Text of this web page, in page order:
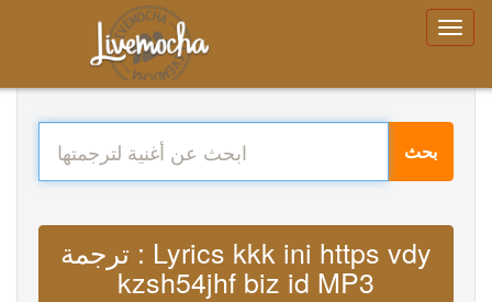
بحث
ترجمة : Lyrics kkk ini https vdy
kzsh54jhf biz id MP3